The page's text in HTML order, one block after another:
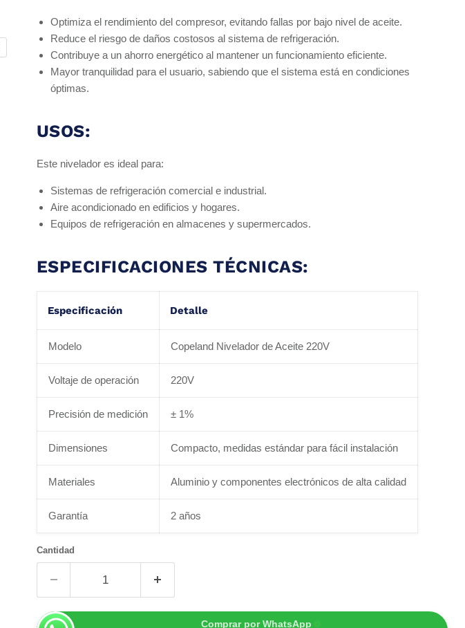
Optimiza el rendimiento del compresor, evitando fallas por bajo nivel de aceite.
Reduce el riesgo de daños costosos al sistema de refrigeración.
Contribuye a un ahorro energético al mantener un funcionamiento eficiente.
Mayor tranquilidad para el usuario, sabiendo que el sistema está en condiciones
óptimas.
USOS:
Este nivelador es ideal para:
Sistemas de refrigeración comercial e industrial.
Aire acondicionado en edificios y hogares.
Equipos de refrigeración en almacenes y supermercados.
ESPECIFICACIONES TÉCNICAS:
Especificación Detalle
Modelo Copeland Nivelador de Aceite 220V
Voltaje de operación 220V
Precisión de medición ± 1%
Dimensiones Compacto, medidas estándar para fácil instalación
Materiales Aluminio y componentes electrónicos de alta calidad
Garantía 2 años
Cantidad
Comprar por WhatsApp